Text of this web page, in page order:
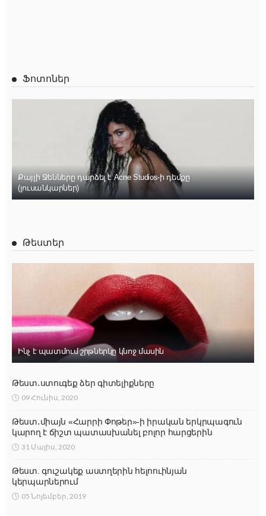
Ֆոտոներ
Քայլի Ջենները դարձել է Acne Studios-ի դեմքը
(լուսանկարներ)
Թեստեր
Ինչ է պատմում շրթներկը կնոջ մասին
Թեստ․ստուգեք ձեր գիտելիքները
09 Հունիս, 2020
Թեստ․միայն «Հարրի Փոթեր»-ի իրական երկրպագուն
կարող է ճիշտ պատասխանել բոլոր հարցերին
31 Մայիս, 2020
Թեստ. գուշակեք աստղերին հելոուինյան
կերպարներում
05 Նոյեմբեր, 2019